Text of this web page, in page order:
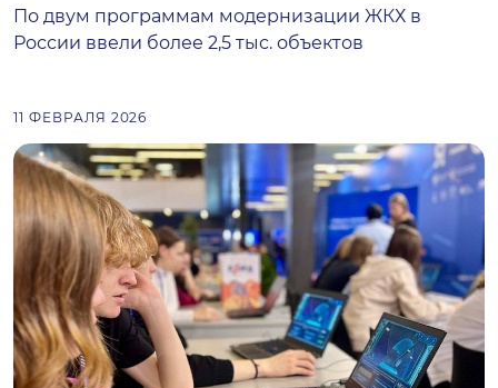
По двум программам модернизации ЖКХ в
России ввели более 2,5 тыс. объектов
11 ФЕВРАЛЯ 2026